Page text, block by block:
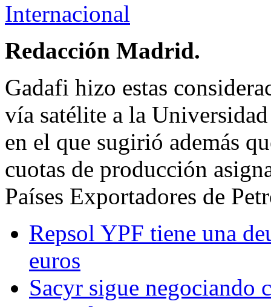
Internacional
Redacción Madrid.
Gadafi hizo estas
vía satélite a la
en el que sugirió además
cuotas de producción
Países Exportadores de
Repsol YPF tiene una
euros
Sacyr sigue